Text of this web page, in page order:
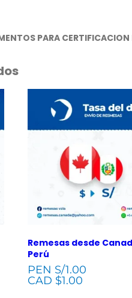
PARA
Remesas desde
Perú
PEN S/1.00
CAD $1.00